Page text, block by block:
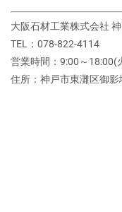
大阪石材工業株式会社
TEL：078-822-4114
営業時間：9:00～18:00(
住所：神戸市東灘区御影